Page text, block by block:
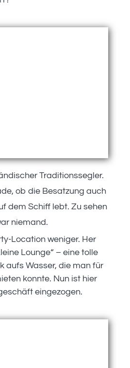
Traditionssegler.
ob die Besatzung auch
dem Schiff lebt. Zu sehen
niemand.
Location weniger. Her
Lounge“ – eine tolle
aufs Wasser, die man für
konnte. Nun ist hier
eingezogen.